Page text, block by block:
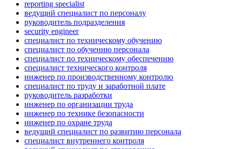
reporting specialist
ведущий специалист по персоналу
руководитель подразделения
security engineer
специалист по техническому обучению
специалист по обучению персонала
специалист по техническому обеспечению
специалист технического контроля
инженер по производственному контролю
специалист по труду и заработной плате
руководитель разработки
инженер по организации труда
инженер по технике безопасности
инженер по охране труда
ведущий специалист по развитию персонала
специалист внутреннего контроля